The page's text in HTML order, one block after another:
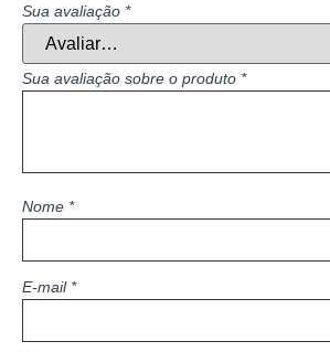
Sua avaliação *
Sua avaliação sobre o produto *
Nome *
E-mail *